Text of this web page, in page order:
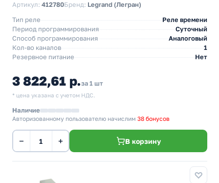
Артикул: 412780Бренд: Legrand (Легран)
Тип реле
Реле времени
Период программирования
Суточный
Способ программирования
Аналоговый
Кол-во каналов
1
Резервное питание
Нет
3 822,61 р.за 1 шт
* цена указана с учетом НДС.
Наличие
Авторизованному пользователю начислим 38 бонусов
− + В корзину